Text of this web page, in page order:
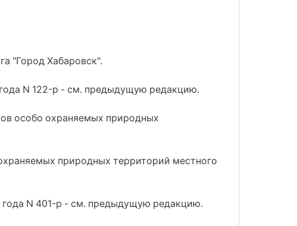
"Город Хабаровск".
N 122-р - см. предыдущую редакцию.
особо охраняемых природных
природных территорий местного
N 401-р - см. предыдущую редакцию.